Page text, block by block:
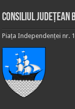
Consiliul Județean
Piața Independenței nr.